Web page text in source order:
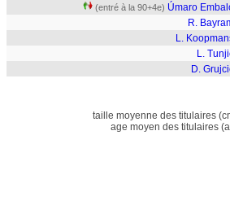
(entré à la 90+4e) Úmaro
R.
L.
L.
D.
taille moyenne des titulaires
age moyen des titulaires